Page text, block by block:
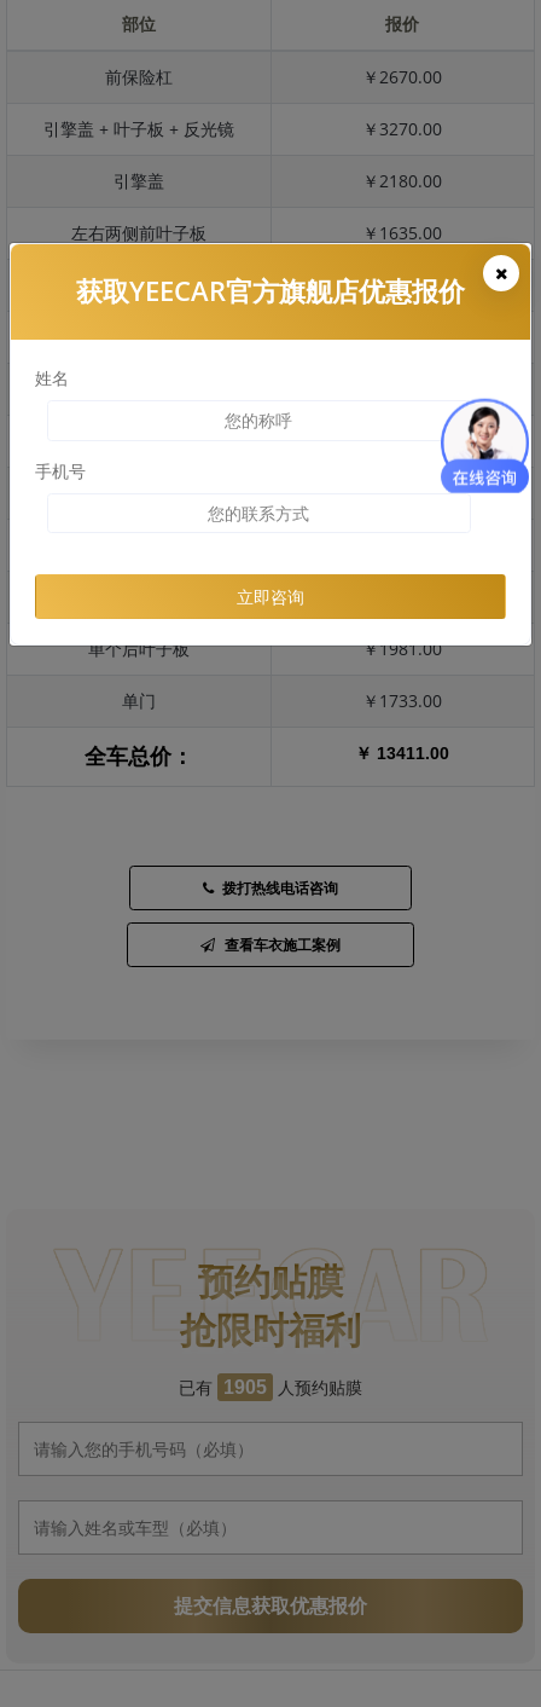
部位 报价
前保险杠 ￥2670.00
引擎盖 + 叶子板 + 反光镜 ￥3270.00
引擎盖 ￥2180.00
左右两侧前叶子板 ￥1635.00
反光镜 ￥326.00
后保险杠 ￥2934.00
￥4901.00
￥1954.00
单个后叶子板 ￥1981.00
单门 ￥1733.00
全车总价： ￥ 13411.00
拨打热线电话咨询
查看车衣施工案例
预约贴膜
抢限时福利
已有 1905 人预约贴膜
提交信息获取优惠报价
获取YEECAR官方旗舰店优惠报价
姓名
手机号
立即咨询